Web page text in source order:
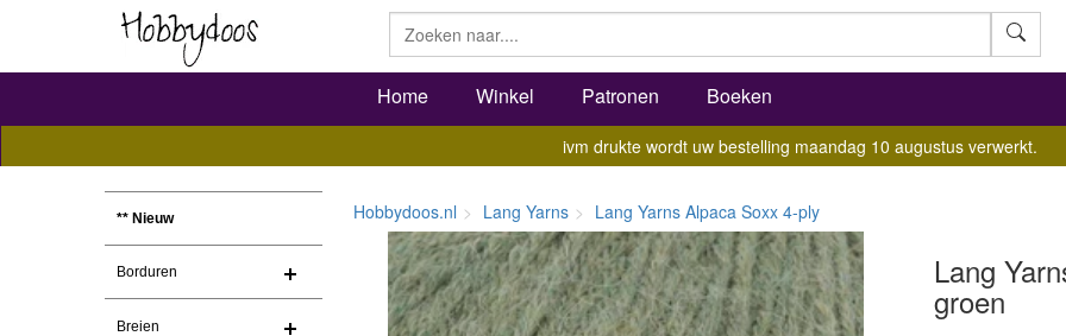
Home Winkel Patronen Boeken
ivm drukte wordt uw bestelling maandag 10 augustus verwerkt.
** Nieuw
Borduren
Breien
Hobbydoos.nl Lang Yarns Lang Yarns Alpaca Soxx 4-ply
Lang
groen